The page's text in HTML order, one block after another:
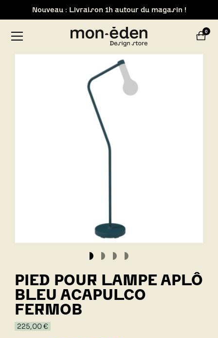
PIED POUR LAMPE APLÔ
BLEU ACAPULCO
FERMOB
225,00 €
Retrait de votre commande dans notre design store de
Lyon-Brignais 0